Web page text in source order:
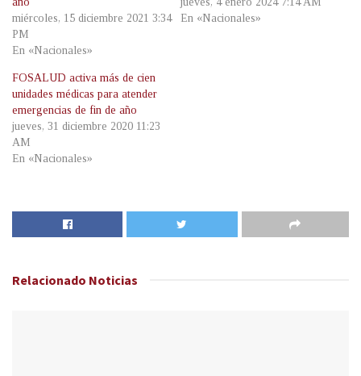
miércoles, 15 diciembre 2021 3:34
PM
En «Nacionales»
En «Nacionales»
FOSALUD activa más de cien
unidades médicas para atender
emergencias de fin de año
jueves, 31 diciembre 2020 11:23
AM
En «Nacionales»
Relacionado Noticias